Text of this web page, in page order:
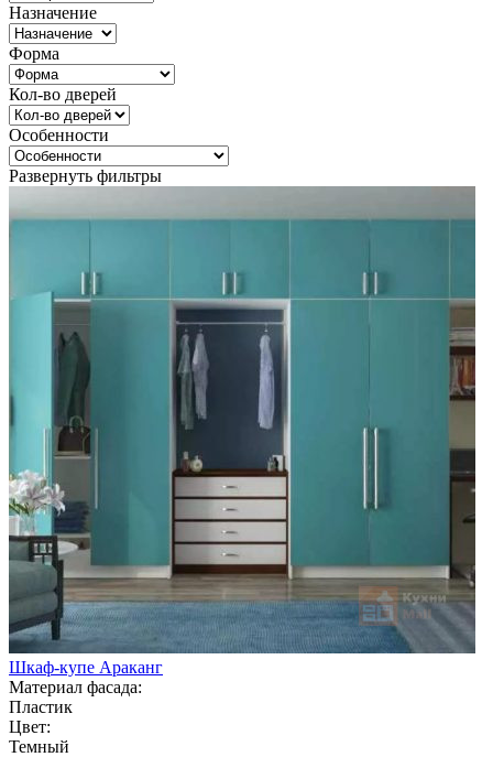
Назначение
Форма
Кол-во дверей
Особенности
Развернуть фильтры
Шкаф-купе Араканг
Материал фасада:
Пластик
Цвет:
Темный